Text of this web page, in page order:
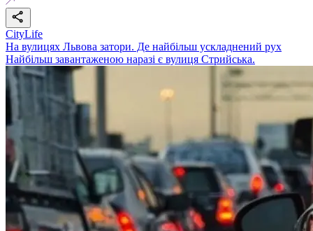
CityLife
На вулицях Львова затори. Де найбільш ускладнений рух
Найбільш завантаженою наразі є вулиця Стрийська.